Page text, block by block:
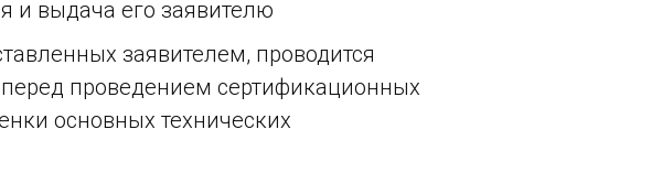
и выдача его заявителю
заявителем, проводится
проведением сертификационных
основных технических